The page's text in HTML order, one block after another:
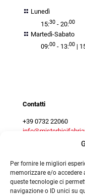
Per fornire le migliori
memorizzare e/o
queste tecnologie ci
navigazione o ID unici su
Lunedì
15:30- 20:00
Martedì-Sabato
09:00- 13:00|
Contatti
+39 0732 22060